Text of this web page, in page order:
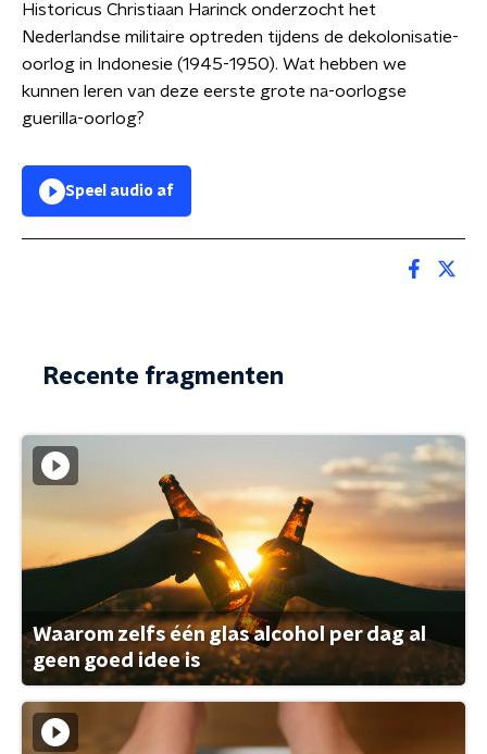
Historicus Christiaan Harinck onderzocht het
Nederlandse militaire optreden tijdens de dekolonisatie-
oorlog in Indonesie (1945-1950). Wat hebben we
kunnen leren van deze eerste grote na-oorlogse
guerilla-oorlog?
Speel audio af
Recente fragmenten
Waarom zelfs één glas alcohol per dag al
geen goed idee is